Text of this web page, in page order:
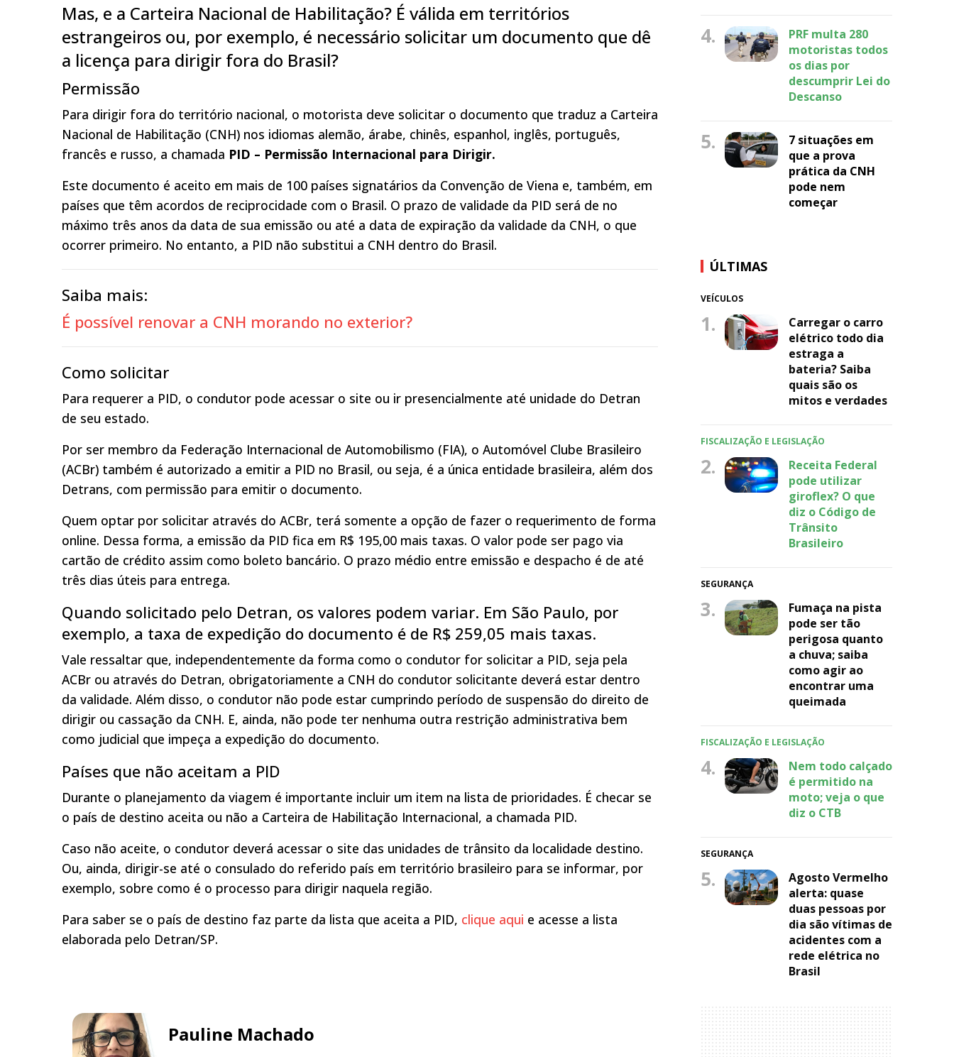
Mas, e a Carteira Nacional de Habilitação? É válida em territórios
estrangeiros ou, por exemplo, é necessário solicitar um documento que dê
a licença para dirigir fora do Brasil?
Permissão
Para dirigir fora do território nacional, o motorista deve solicitar o documento que traduz a Carteira
Nacional de Habilitação (CNH) nos idiomas alemão, árabe, chinês, espanhol, inglês, português,
francês e russo, a chamada PID – Permissão Internacional para Dirigir.
Este documento é aceito em mais de 100 países signatários da Convenção de Viena e, também, em
países que têm acordos de reciprocidade com o Brasil. O prazo de validade da PID será de no
máximo três anos da data de sua emissão ou até a data de expiração da validade da CNH, o que
ocorrer primeiro. No entanto, a PID não substitui a CNH dentro do Brasil.
Saiba mais:
É possível renovar a CNH morando no exterior?
Como solicitar
Para requerer a PID, o condutor pode acessar o site ou ir presencialmente até unidade do Detran
de seu estado.
Por ser membro da Federação Internacional de Automobilismo (FIA), o Automóvel Clube Brasileiro
(ACBr) também é autorizado a emitir a PID no Brasil, ou seja, é a única entidade brasileira, além dos
Detrans, com permissão para emitir o documento.
Quem optar por solicitar através do ACBr, terá somente a opção de fazer o requerimento de forma
online. Dessa forma, a emissão da PID fica em R$ 195,00 mais taxas. O valor pode ser pago via
cartão de crédito assim como boleto bancário. O prazo médio entre emissão e despacho é de até
três dias úteis para entrega.
Quando solicitado pelo Detran, os valores podem variar. Em São Paulo, por
exemplo, a taxa de expedição do documento é de R$ 259,05 mais taxas.
Vale ressaltar que, independentemente da forma como o condutor for solicitar a PID, seja pela
ACBr ou através do Detran, obrigatoriamente a CNH do condutor solicitante deverá estar dentro
da validade. Além disso, o condutor não pode estar cumprindo período de suspensão do direito de
dirigir ou cassação da CNH. E, ainda, não pode ter nenhuma outra restrição administrativa bem
como judicial que impeça a expedição do documento.
Países que não aceitam a PID
Durante o planejamento da viagem é importante incluir um item na lista de prioridades. É checar se
o país de destino aceita ou não a Carteira de Habilitação Internacional, a chamada PID.
Caso não aceite, o condutor deverá acessar o site das unidades de trânsito da localidade destino.
Ou, ainda, dirigir-se até o consulado do referido país em território brasileiro para se informar, por
exemplo, sobre como é o processo para dirigir naquela região.
Para saber se o país de destino faz parte da lista que aceita a PID, clique aqui e acesse a lista
elaborada pelo Detran/SP.
Pauline Machado
4.
PRF multa 280
motoristas todos
os dias por
descumprir Lei do
Descanso
5.
7 situações em
que a prova
prática da CNH
pode nem
começar
ÚLTIMAS
VEÍCULOS
1.
Carregar o carro
elétrico todo dia
estraga a
bateria? Saiba
quais são os
mitos e verdades
FISCALIZAÇÃO E LEGISLAÇÃO
2.
Receita Federal
pode utilizar
giroflex? O que
diz o Código de
Trânsito
Brasileiro
SEGURANÇA
3.
Fumaça na pista
pode ser tão
perigosa quanto
a chuva; saiba
como agir ao
encontrar uma
queimada
FISCALIZAÇÃO E LEGISLAÇÃO
4.
Nem todo calçado
é permitido na
moto; veja o que
diz o CTB
SEGURANÇA
5.
Agosto Vermelho
alerta: quase
duas pessoas por
dia são vítimas de
acidentes com a
rede elétrica no
Brasil